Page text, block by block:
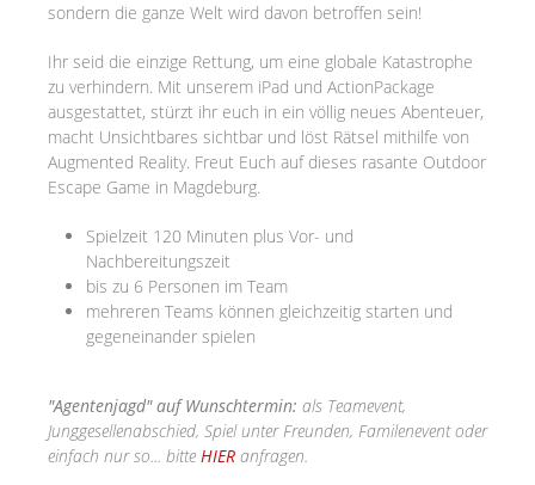
sondern die ganze Welt wird davon betroffen sein!
Ihr seid die einzige Rettung, um eine globale Katastrophe
zu verhindern. Mit unserem iPad und ActionPackage
ausgestattet, stürzt ihr euch in ein völlig neues Abenteuer,
macht Unsichtbares sichtbar und löst Rätsel mithilfe von
Augmented Reality. Freut Euch auf dieses rasante Outdoor
Escape Game in Magdeburg.
Spielzeit 120 Minuten plus Vor- und
Nachbereitungszeit
bis zu 6 Personen im Team
mehreren Teams können gleichzeitig starten und
gegeneinander spielen
"Agentenjagd" auf Wunschtermin: als Teamevent,
Junggesellenabschied, Spiel unter Freunden, Familenevent oder
einfach nur so... bitte HIER anfragen.